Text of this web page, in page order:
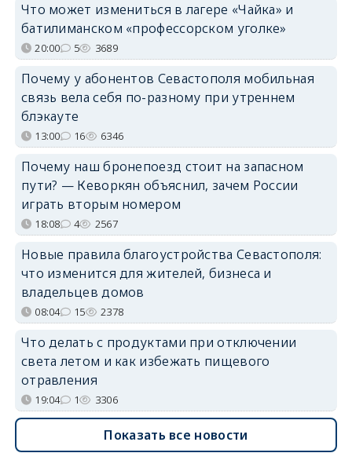
Что может измениться в лагере «Чайка» и
батилиманском «профессорском уголке»
20:00 5 3689
Почему у абонентов Севастополя мобильная
связь вела себя по-разному при утреннем
блэкауте
13:00 16 6346
Почему наш бронепоезд стоит на запасном
пути? — Кеворкян объяснил, зачем России
играть вторым номером
18:08 4 2567
Новые правила благоустройства Севастополя:
что изменится для жителей, бизнеса и
владельцев домов
08:04 15 2378
Что делать с продуктами при отключении
света летом и как избежать пищевого
отравления
19:04 1 3306
Показать все новости